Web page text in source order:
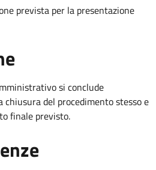
prevista per la presentazione
si conclude
del procedimento stesso e
finale previsto.